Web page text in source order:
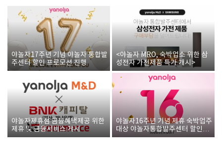
야놀자17주년 기념 야놀자 통합발
주센터 할인 프로모션 진행
<야놀자 MRO, 숙박업소 위한 삼
성전자 가전제품 특가 개시>
야놀자제휴점 금융혜택제공 위한
제휴 및 금융서비스 게시
야놀자16주년 기념 제휴 숙박업주
대상 야놀자통합발주센터 할인쿠
폰 증정